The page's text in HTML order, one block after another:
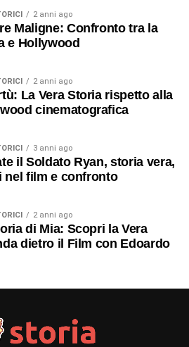
2 anni ago
Maligne: Confronto tra la
e Hollywood
2 anni ago
La Vera Storia rispetto alla
cinematografica
3 anni ago
il Soldato Ryan, storia vera,
nel film e confronto
2 anni ago
di Mia: Scopri la Vera
dietro il Film con Edoardo